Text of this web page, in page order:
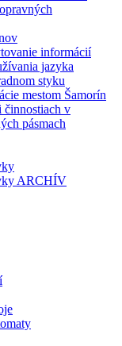
informácií
jazyka
styku
mestom Šamorín
činnostiach v
pásmach
ARCHÍV